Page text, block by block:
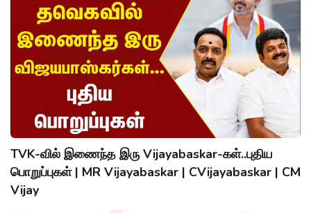
TVK-வில் இணைந்த இரு Vijayabaskar-கள்..புதிய
பொறுப்புகள் | MR Vijayabaskar | CVijayabaskar | CM
Vijay